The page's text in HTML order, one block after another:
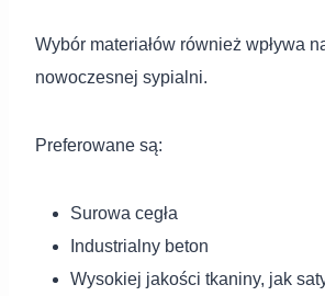
Wybór materiałów również wpływa
nowoczesnej sypialni.
Preferowane są:
Surowa cegła
Industrialny beton
Wysokiej jakości tkaniny, jak